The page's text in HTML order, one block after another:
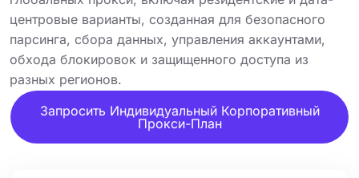
центровые варианты, созданная для безопасного
парсинга, сбора данных, управления аккаунтами,
обхода блокировок и защищенного доступа из
разных регионов.
Запросить Индивидуальный Корпоративный
Прокси-План